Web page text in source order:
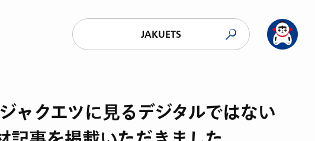
JAKUETS
ャクエツに見るデジタルではない